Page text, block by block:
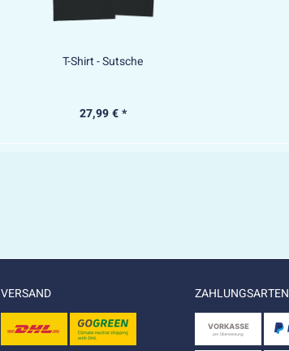
T-Shirt - Sutsche
27,99 € *
VERSAND ZAHLUNGSARTEN